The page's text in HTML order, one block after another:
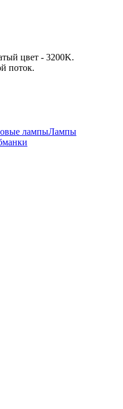
цвет - 3200K.
поток.
лампыЛампы